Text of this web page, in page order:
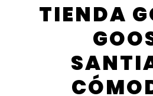
TIENDA